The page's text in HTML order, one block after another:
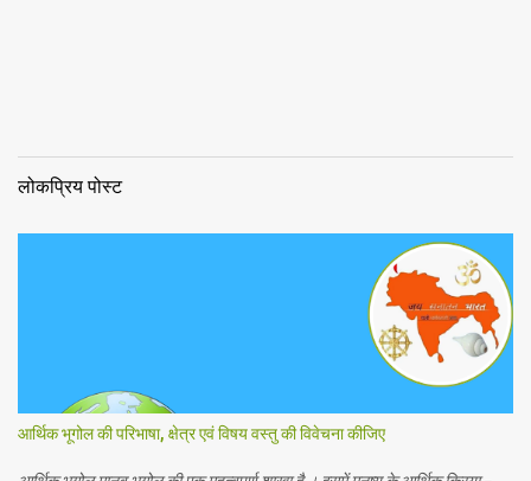
लोकप्रिय पोस्ट
आर्थिक भूगोल की परिभाषा, क्षेत्र एवं विषय वस्तु की विवेचना कीजिए